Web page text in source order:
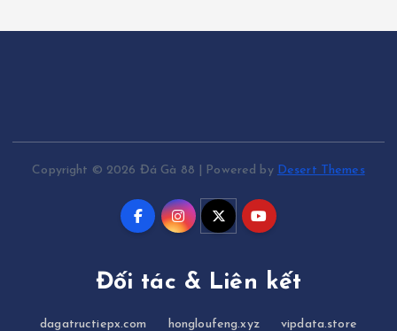
Copyright © 2026 Đá Gà 88 | Powered by Desert Themes
Đối tác & Liên kết
dagatructiepx.com hongloufeng.xyz vipdata.store